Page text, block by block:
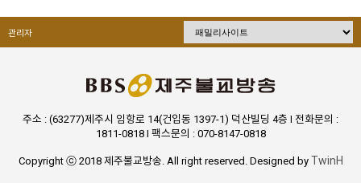
관리자
주소 : (63277)제주시 임항로 14(건입동 1397-1) 덕산빌딩 4층 I 전화문의 :
1811-0818 I 팩스문의 : 070-8147-0818
Copyright ⓒ 2018 제주불교방송. All right reserved. Designed by TwinH